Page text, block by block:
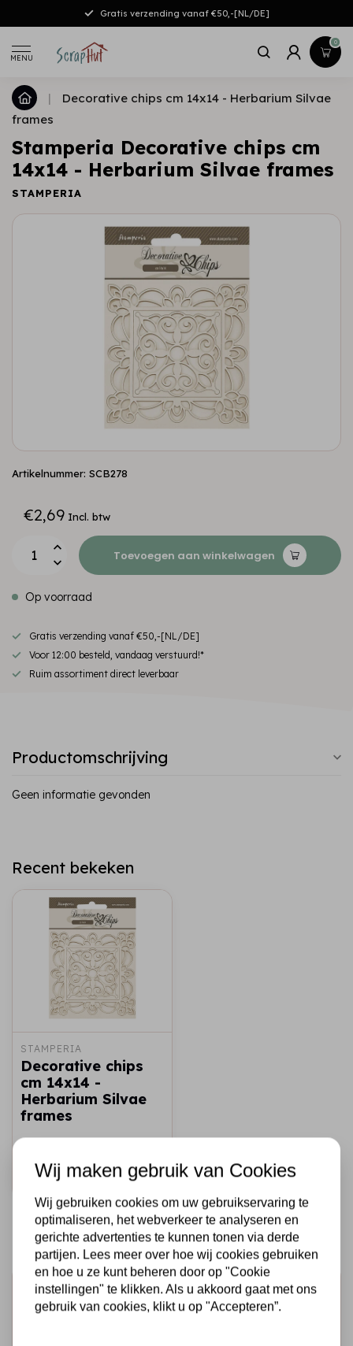
Gratis verzending vanaf €50,-[NL/DE]
MENU
0
|
Decorative chips cm 14x14 - Herbarium Silvae
frames
Stamperia Decorative chips cm
14x14 - Herbarium Silvae frames
STAMPERIA
Artikelnummer: SCB278
€2,69 Incl. btw
Toevoegen aan winkelwagen
Op voorraad
Gratis verzending vanaf €50,-[NL/DE]
Voor 12:00 besteld, vandaag verstuurd!*
Ruim assortiment direct leverbaar
Productomschrijving
Geen informatie gevonden
Recent bekeken
STAMPERIA
Decorative chips
cm 14x14 -
Herbarium Silvae
frames
€2,69 Op voorraad
Snel toevoegen
Schrijf je in voor de nieuwsbrief
Ontvang als eerste onze actie en nieuwe producten
Wij maken gebruik van Cookies
Wij gebruiken cookies om uw gebruikservaring te
optimaliseren, het webverkeer te analyseren en
gerichte advertenties te kunnen tonen via derde
partijen. Lees meer over hoe wij cookies gebruiken
en hoe u ze kunt beheren door op "Cookie
instellingen" te klikken. Als u akkoord gaat met ons
gebruik van cookies, klikt u op "Accepteren”.